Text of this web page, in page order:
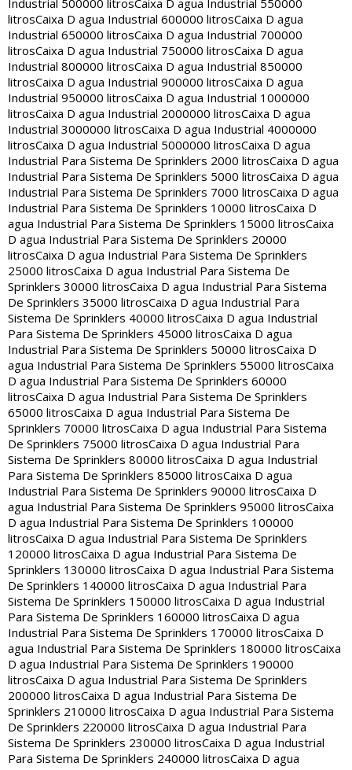
Industrial 500000 litrosCaixa D agua Industrial 550000
litrosCaixa D agua Industrial 600000 litrosCaixa D agua
Industrial 650000 litrosCaixa D agua Industrial 700000
litrosCaixa D agua Industrial 750000 litrosCaixa D agua
Industrial 800000 litrosCaixa D agua Industrial 850000
litrosCaixa D agua Industrial 900000 litrosCaixa D agua
Industrial 950000 litrosCaixa D agua Industrial 1000000
litrosCaixa D agua Industrial 2000000 litrosCaixa D agua
Industrial 3000000 litrosCaixa D agua Industrial 4000000
litrosCaixa D agua Industrial 5000000 litrosCaixa D agua
Industrial Para Sistema De Sprinklers 2000 litrosCaixa D agua
Industrial Para Sistema De Sprinklers 5000 litrosCaixa D agua
Industrial Para Sistema De Sprinklers 7000 litrosCaixa D agua
Industrial Para Sistema De Sprinklers 10000 litrosCaixa D
agua Industrial Para Sistema De Sprinklers 15000 litrosCaixa
D agua Industrial Para Sistema De Sprinklers 20000
litrosCaixa D agua Industrial Para Sistema De Sprinklers
25000 litrosCaixa D agua Industrial Para Sistema De
Sprinklers 30000 litrosCaixa D agua Industrial Para Sistema
De Sprinklers 35000 litrosCaixa D agua Industrial Para
Sistema De Sprinklers 40000 litrosCaixa D agua Industrial
Para Sistema De Sprinklers 45000 litrosCaixa D agua
Industrial Para Sistema De Sprinklers 50000 litrosCaixa D
agua Industrial Para Sistema De Sprinklers 55000 litrosCaixa
D agua Industrial Para Sistema De Sprinklers 60000
litrosCaixa D agua Industrial Para Sistema De Sprinklers
65000 litrosCaixa D agua Industrial Para Sistema De
Sprinklers 70000 litrosCaixa D agua Industrial Para Sistema
De Sprinklers 75000 litrosCaixa D agua Industrial Para
Sistema De Sprinklers 80000 litrosCaixa D agua Industrial
Para Sistema De Sprinklers 85000 litrosCaixa D agua
Industrial Para Sistema De Sprinklers 90000 litrosCaixa D
agua Industrial Para Sistema De Sprinklers 95000 litrosCaixa
D agua Industrial Para Sistema De Sprinklers 100000
litrosCaixa D agua Industrial Para Sistema De Sprinklers
120000 litrosCaixa D agua Industrial Para Sistema De
Sprinklers 130000 litrosCaixa D agua Industrial Para Sistema
De Sprinklers 140000 litrosCaixa D agua Industrial Para
Sistema De Sprinklers 150000 litrosCaixa D agua Industrial
Para Sistema De Sprinklers 160000 litrosCaixa D agua
Industrial Para Sistema De Sprinklers 170000 litrosCaixa D
agua Industrial Para Sistema De Sprinklers 180000 litrosCaixa
D agua Industrial Para Sistema De Sprinklers 190000
litrosCaixa D agua Industrial Para Sistema De Sprinklers
200000 litrosCaixa D agua Industrial Para Sistema De
Sprinklers 210000 litrosCaixa D agua Industrial Para Sistema
De Sprinklers 220000 litrosCaixa D agua Industrial Para
Sistema De Sprinklers 230000 litrosCaixa D agua Industrial
Para Sistema De Sprinklers 240000 litrosCaixa D agua